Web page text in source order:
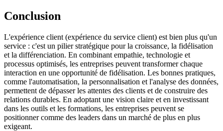
Conclusion
L'expérience client (expérience du service client) est bien plus qu'un
service : c'est un pilier stratégique pour la croissance, la fidélisation
et la différenciation. En combinant empathie, technologie et
processus optimisés, les entreprises peuvent transformer chaque
interaction en une opportunité de fidélisation. Les bonnes pratiques,
comme l'automatisation, la personnalisation et l'analyse des données,
permettent de dépasser les attentes des clients et de construire des
relations durables. En adoptant une vision claire et en investissant
dans les outils et les formations, les entreprises peuvent se
positionner comme des leaders dans un marché de plus en plus
exigeant.